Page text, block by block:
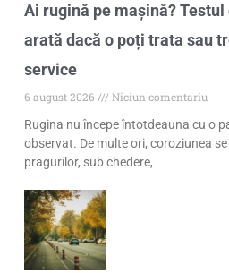
Ai rugină pe mașină?
arată dacă o poți trata sau
service
6 august 2026
Niciun comentariu
Rugina nu începe întotdeauna cu o
observat. De multe ori, coroziunea
pragurilor, sub chedere,